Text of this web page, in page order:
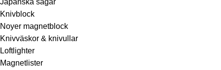
Japanska sågar
Knivblock
Noyer magnetblock
Knivväskor & knivullar
Loftlighter
Magnetlister